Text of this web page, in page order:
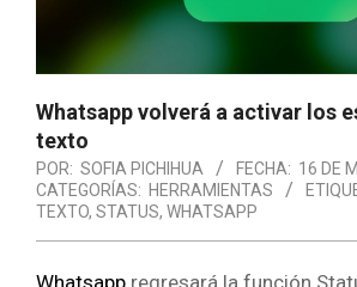
Whatsapp volverá a activar los
texto
POR: SOFIA PICHIHUA FECHA: 16 DE
CATEGORÍAS: HERRAMIENTAS
TEXTO, STATUS, WHATSAPP
Whatsapp regresará la función